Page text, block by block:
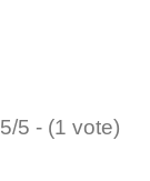
5/5 - (1 vote)